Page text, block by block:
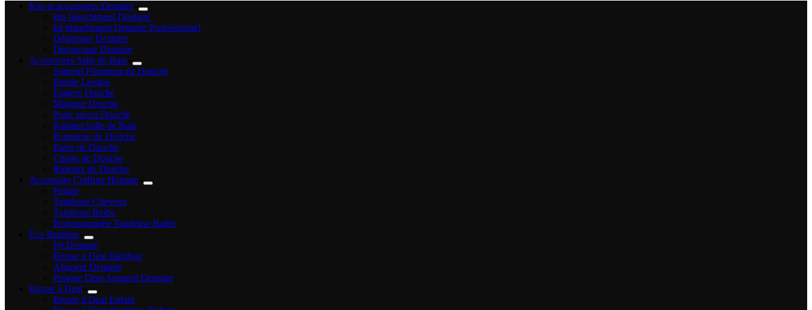
Kits et accessoires Dentaire
kits blanchiment Dentaire
kit blanchiment Dentaire Professionnel
Détartrage Dentaire
Disjoncteur Dentaire
Accessoires Salle de Bain
Support Pommeau de Douche
Bonde Lavabo
Etagere Douche
Mitigeur Douche
Porte savon Douche
Robinet Salle de Bain
Pommeau de Douche
Barre de Douche
Chaise de Douche
Rideaux de Douche
Accessoire Coiffure Homme
Peigne
Tondeuse Cheveux
Tondeuse Barbe
Professionnelle Tondeuse Barbe
Eco Bambou
Fil Dentaire
Brosse à Dent Bambou
Aligneur Dentaire
Protège Dent Appareil Dentaire
Brosse à Dent
Brosse à Dent Enfant